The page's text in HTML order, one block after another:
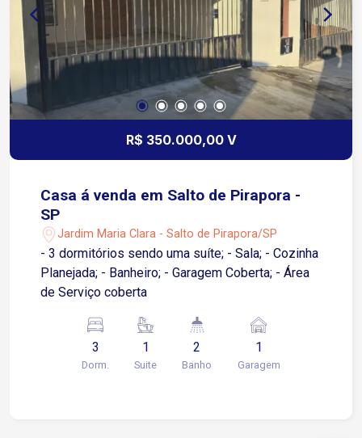
R$ 350.000,00 V
Casa á venda em Salto de Pirapora -
SP
Jardim Maria Clara - Salto de Pirapora/SP
- 3 dormitórios sendo uma suíte; - Sala; - Cozinha
Planejada; - Banheiro; - Garagem Coberta; - Área
de Serviço coberta
3
Dorm.
1
Suite
2
Banho
1
Garagem